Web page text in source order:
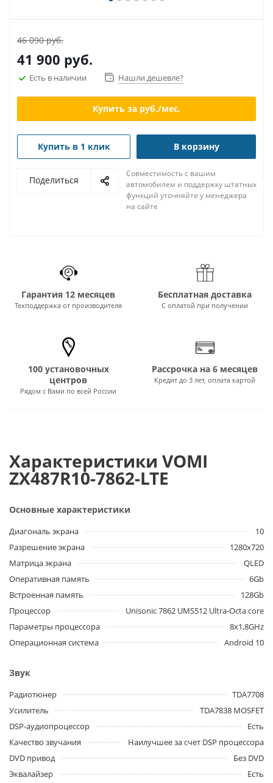
46 090 руб.
41 900 руб.
Есть в наличии Нашли дешевле?
Купить за руб./мес.
Купить в 1 клик В корзину
Поделиться
Совместимость с вашим
автомобилем и поддержку штатных
функций уточняйте у менеджера
на сайте
Гарантия 12 месяцев
Техподдержка от производителя
Бесплатная доставка
С оплатой при получении
100 установочных
центров
Рядом с Вами по всей России
Рассрочка на 6 месяцев
Кредит до 3 лет, оплата картой
Характеристики VOMI
ZX487R10-7862-LTE
Основные характеристики
Диагональ экрана
10
Разрешение экрана
1280x720
Матрица экрана
QLED
Оперативная память
6Gb
Встроенная память
128Gb
Процессор
Unisonic 7862 UMS512 Ultra-Octa core
Параметры процессора
8x1,8GHz
Операционная система
Android 10
Звук
Радиотюнер
TDA7708
Усилитель
TDA7838 MOSFET
DSP-аудиопроцессор
Есть
Качество звучания
Наилучшее за счет DSP процессора
DVD привод
Без DVD
Эквалайзер
Есть